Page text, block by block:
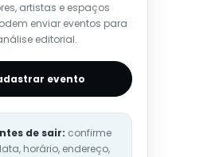
artistas e espaços
enviar eventos para
editorial.
evento
de sair: confirme
horário, endereço,